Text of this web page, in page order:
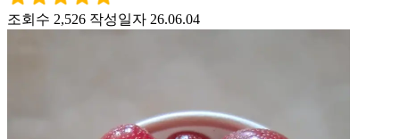
조회수 2,526 작성일자 26.06.04